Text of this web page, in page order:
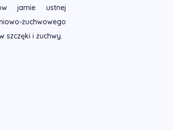
jamie ustnej
żuchwowego
szczęki i żuchwy.